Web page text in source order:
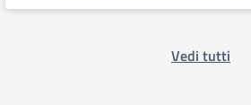
Vedi tutti